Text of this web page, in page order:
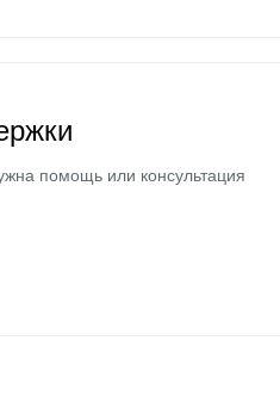
помощь или консультация